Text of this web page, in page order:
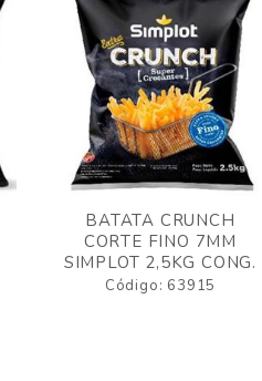
BATATA CRUNCH
CORTE FINO 7MM
SIMPLOT 2,5KG CONG.
Código: 63915